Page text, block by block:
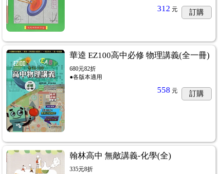
312 元 訂購
華逵 EZ100高中必修 物理講義(全一冊)
680元82折
●各版本適用
558 元 訂購
翰林高中 無敵講義-化學(全)
335元8折